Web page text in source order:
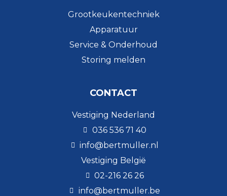
Grootkeukentechniek
Apparatuur
Service & Onderhoud
Storing melden
CONTACT
Vestiging Nederland
036 536 71 40
info@bertmuller.nl
Vestiging België
02-216 26 26
info@bertmuller.be